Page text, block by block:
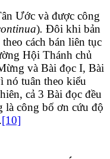
Ước và được công
). Đôi khi bản
cách bán liên tục
Hội Thánh chủ
và Bài đọc I, Bài
tuân theo kiểu
cả 3 Bài đọc đều
là công bố ơn cứu độ
[10]